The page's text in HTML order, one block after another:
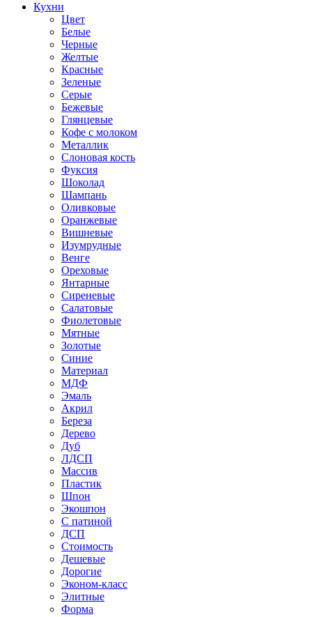
Кухни
Цвет
Белые
Черные
Желтые
Красные
Зеленые
Серые
Бежевые
Глянцевые
Кофе с молоком
Металлик
Слоновая кость
Фуксия
Шоколад
Шампань
Оливковые
Оранжевые
Вишневые
Изумрудные
Венге
Ореховые
Янтарные
Сиреневые
Салатовые
Фиолетовые
Мятные
Золотые
Синие
Материал
МДФ
Эмаль
Акрил
Береза
Дерево
Дуб
ЛДСП
Массив
Пластик
Шпон
Экошпон
С патиной
ДСП
Стоимость
Дешевые
Дорогие
Эконом-класс
Элитные
Форма